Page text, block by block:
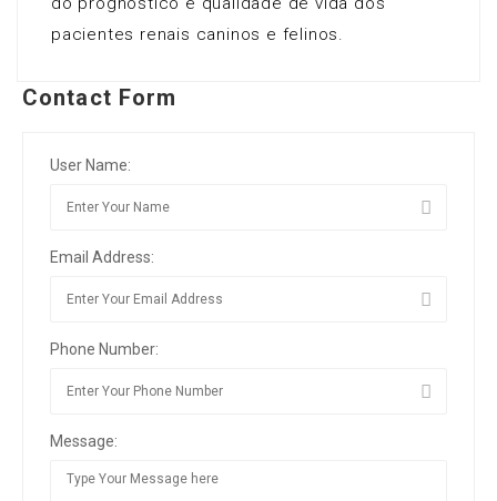
pacientes renais caninos e felinos.
Contact Form
User Name:
Email Address:
Phone Number:
Message: